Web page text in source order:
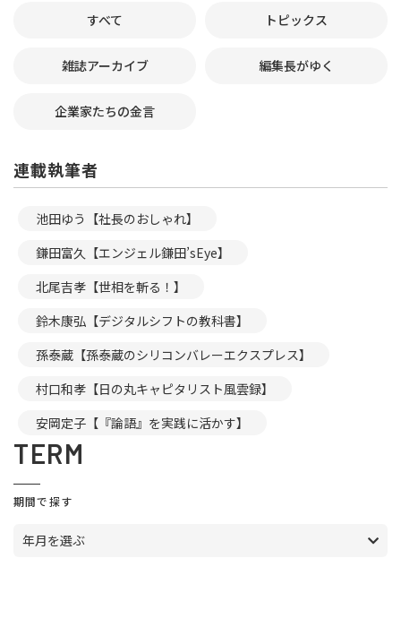
すべて トピックス
雑誌アーカイブ 編集長がゆく
企業家たちの金言
連載執筆者
池田ゆう【社長のおしゃれ】
鎌田富久【エンジェル鎌田’sEye】
北尾吉孝【世相を斬る！】
鈴木康弘【デジタルシフトの教科書】
孫泰蔵【孫泰蔵のシリコンバレーエクスプレス】
村口和孝【日の丸キャピタリスト風雲録】
安岡定子【『論語』を実践に活かす】
TERM
期間で探す
年月を選ぶ